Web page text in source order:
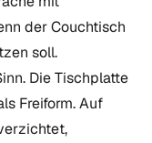
der Couchtisch
soll.
Die Tischplatte
Freiform. Auf